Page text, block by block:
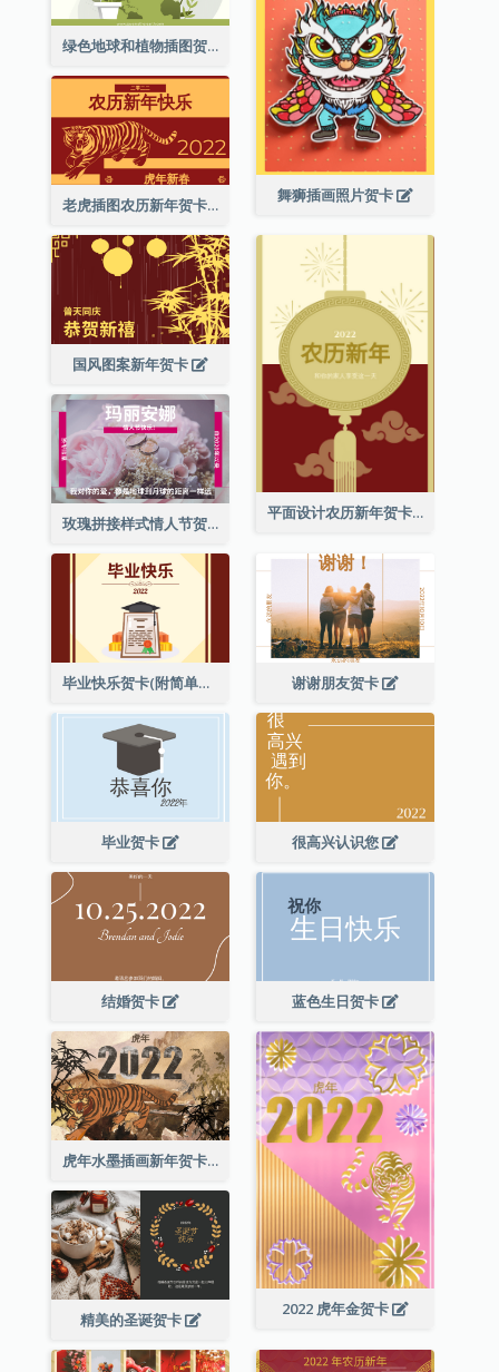
绿色地球和植物插图贺卡
舞狮插画照片贺卡
老虎插图农历新年贺卡
国风图案新年贺卡
平面设计农历新年贺卡与装饰
玫瑰拼接样式情人节贺卡
毕业快乐贺卡(附简单配图) 谢谢朋友贺卡
毕业贺卡 很高兴认识您
结婚贺卡 蓝色生日贺卡
虎年水墨插画新年贺卡
2022 虎年金贺卡
精美的圣诞贺卡